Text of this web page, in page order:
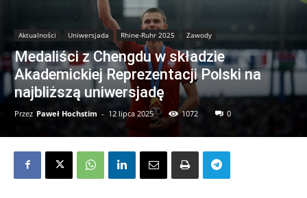
Aktualności Uniwersjada Rhine-Ruhr 2025 Zawody
Medaliści z Chengdu w składzie
Akademickiej Reprezentacji Polski na
najbliższą uniwersjadę
Przez Paweł Hochstim - 12 lipca 2025 1072 0